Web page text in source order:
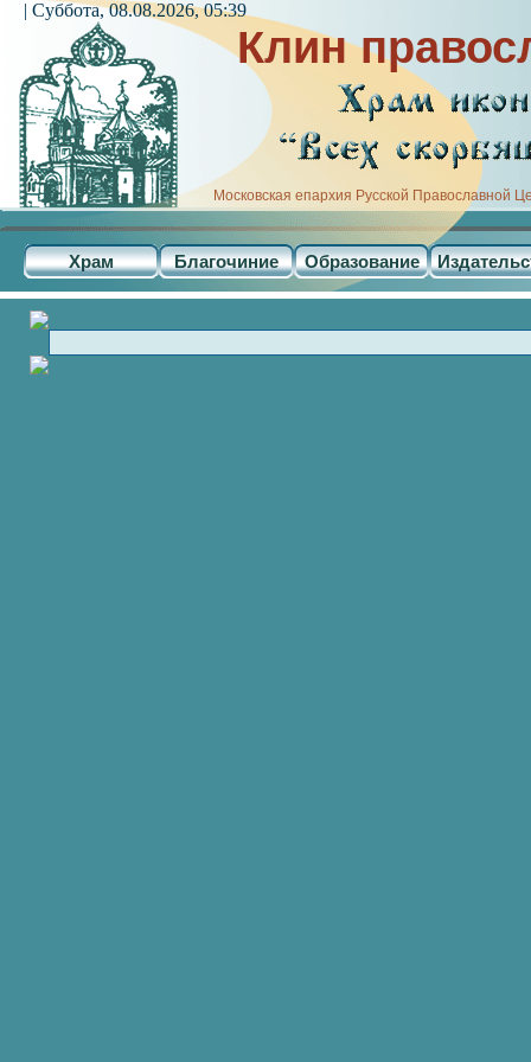
Клин
Московская епархия Русской Православной
Храм Благочиние Образование
| Суббота, 08.08.2026, 05:39